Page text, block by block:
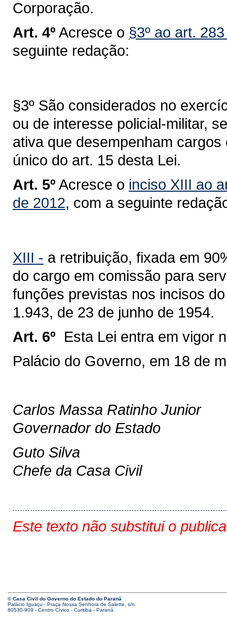
Corporação.
Art. 4º Acresce o §3º ao art.
seguinte redação:
§3º São considerados no
ou de interesse policial-militar,
ativa que desempenham
único do art. 15 desta Lei.
Art. 5º Acresce o inciso XIII ao
de 2012, com a seguinte
XIII - a retribuição, fixada em
do cargo em comissão para
funções previstas nos incisos
1.943, de 23 de junho de 1954.
Art. 6º Esta Lei entra em vigor
Palácio do Governo, em 18 de
Carlos Massa Ratinho Junior
Governador do Estado
Guto Silva
Chefe da Casa Civil
Este texto não substitui o
© Casa Civil do Governo do Estado do Paraná
Palácio Iguaçu - Praça Nossa Senhora de Salette, s/n
80530-909 - Centro Cívico - Curitiba - Paraná